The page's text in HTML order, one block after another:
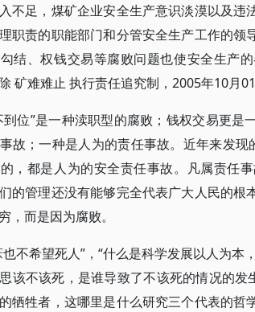
不足，煤矿企业安全生产意识淡漠以及
职责的职能部门和分管安全生产工作的领
结、权钱交易等腐败问题也使安全生产
矿难难止 执行责任追究制，2005年10月
到位”是一种渎职型的腐败；钱权交易更
故；一种是人为的责任事故。近年来发
，都是人为的安全责任事故。凡属责任
的管理还没有能够完全代表广大人民的
，而是因为腐败。
也不希望死人”，“什么是科学发展以人为
该不该死，是谁导致了不该死的情况的
牺牲者，这哪里是什么研究三个代表的哲